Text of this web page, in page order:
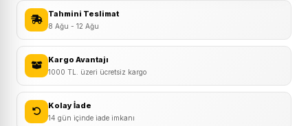
1804
Rulmanlı
Platform
Pedal
Gri
adet
Tahmini Teslimat
8 Ağu - 12 Ağu
Kargo Avantajı
1000 TL. üzeri ücretsiz kargo
Kolay İade
14 gün içinde iade imkanı